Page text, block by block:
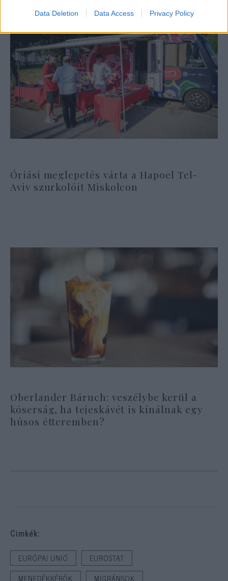
Data Deletion Data Access Privacy Policy
Óriási meglepetés várta a Hapoel Tel-
Aviv szurkolóit Miskolcon
Oberlander Báruch: veszélybe kerül a
kóserság, ha tejeskávét is kínálnak egy
húsos étteremben?
Cimkék:
EURÓPAI UNIÓ
EUROSTAT
MENEDÉKKÉRŐK
MIGRÁNSOK